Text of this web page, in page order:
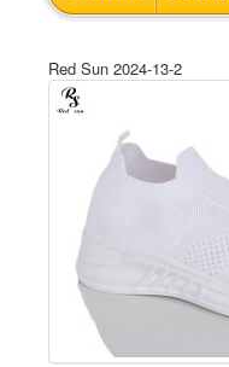
Red Sun 2024-13-2